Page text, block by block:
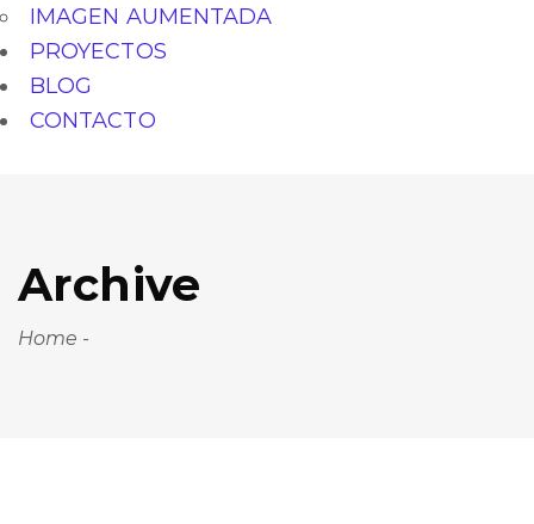
IMAGEN AUMENTADA
PROYECTOS
BLOG
CONTACTO
Archive
Home -